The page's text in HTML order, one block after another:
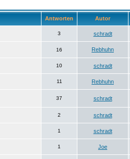
Antworten Autor
3 schradt
16 Rebhuhn
10 schradt
11 Rebhuhn
37 schradt
2 schradt
1 schradt
1 Joe